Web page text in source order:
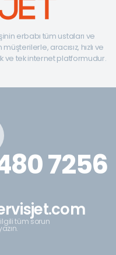
erbabı tüm ustaları ve
aracısız, hızlı ve
ve tek internet platformudur.
7256
tüm sorun